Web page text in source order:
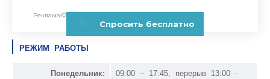
РЕЖИМ РАБОТЫ
Понедельник:
09:00 – 17:45, перерыв 13:00 -